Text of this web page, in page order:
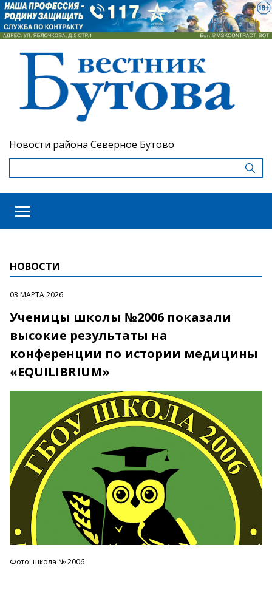
Новости района Северное Бутово
НОВОСТИ
03 МАРТА 2026
Ученицы школы №2006 показали
высокие результаты на
конференции по истории медицины
«EQUILIBRIUM»
Фото: школа № 2006